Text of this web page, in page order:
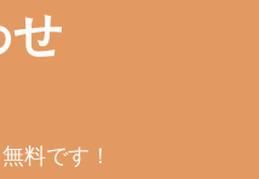
せ
料です！